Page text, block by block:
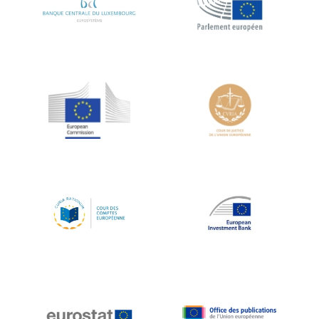
Koen LENAERTS
Lucas Papademos
Máire Geoghegan-Quinn
Manolis Mavrommatis
Mario Centeno
Mario Monti